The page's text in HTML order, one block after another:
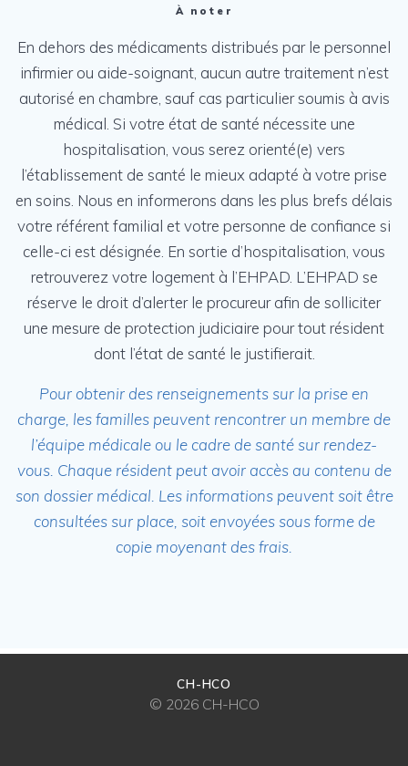
À noter
En dehors des médicaments distribués par le personnel
infirmier ou aide-soignant, aucun autre traitement n’est
autorisé en chambre, sauf cas particulier soumis à avis
médical. Si votre état de santé nécessite une
hospitalisation, vous serez orienté(e) vers
l’établissement de santé le mieux adapté à votre prise
en soins. Nous en informerons dans les plus brefs délais
votre référent familial et votre personne de confiance si
celle-ci est désignée. En sortie d’hospitalisation, vous
retrouverez votre logement à l’EHPAD. L’EHPAD se
réserve le droit d’alerter le procureur afin de solliciter
une mesure de protection judiciaire pour tout résident
dont l’état de santé le justifierait.
Pour obtenir des renseignements sur la prise en
charge, les familles peuvent rencontrer un membre de
l’équipe médicale ou le cadre de santé sur rendez-
vous. Chaque résident peut avoir accès au contenu de
son dossier médical. Les informations peuvent soit être
consultées sur place, soit envoyées sous forme de
copie moyenant des frais.
CH-HCO
© 2026 CH-HCO